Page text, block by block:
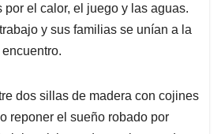
por el calor, el juego y las aguas.
y sus familias se unían a la
dos sillas de madera con cojines
reponer el sueño robado por